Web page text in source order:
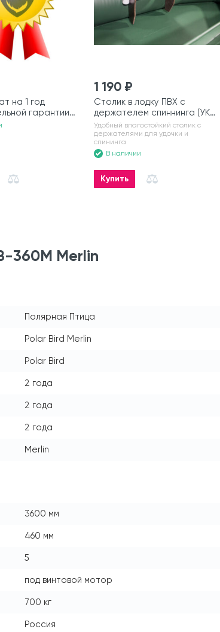
на 1 год
гарантии
лодку
1 190 ₽
Столик в лодку ПВХ с
держателем спиннинга (УКБ)
№6
Удобный влагостойкий столик с
держателями для удочки и
спининга
В наличии
Купить
360M Merlin
Полярная Птица
Polar Bird Merlin
Polar Bird
2 года
2 года
2 года
Merlin
3600 мм
460 мм
5
под винтовой мотор
700 кг
Россия